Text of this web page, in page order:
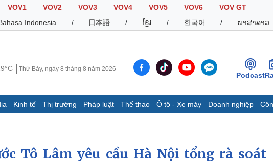
VOV1 VOV2 VOV3 VOV4 VOV5 VOV6
VOV GT
Indonesia / 日本語 / ខ្មែរ / 한국어 / ພາສາລາວ
Thứ Bảy, ngày 8 tháng 8 năm 2026
Podcast
Kinh tế Thị trường Pháp luật Thể thao Ô tô - Xe máy Doanh nghiệp
Cuộc sống đó đây
Hồ sơ
Ảnh
E-Magazine
Bất
Khởi
Tô Lâm yêu cầu Hà Nội tổng rà soát